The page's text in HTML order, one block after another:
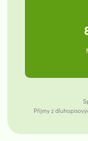
Příjmy z